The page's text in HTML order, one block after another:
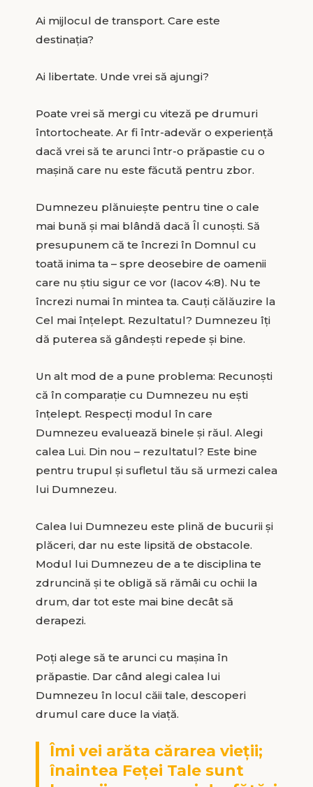
Ai mijlocul de transport. Care este
destinația?
Ai libertate. Unde vrei să ajungi?
Poate vrei să mergi cu viteză pe drumuri
întortocheate. Ar fi într-adevăr o experiență
dacă vrei să te arunci într-o prăpastie cu o
mașină care nu este făcută pentru zbor.
Dumnezeu plănuiește pentru tine o cale
mai bună și mai blândă dacă Îl cunoști. Să
presupunem că te încrezi în Domnul cu
toată inima ta – spre deosebire de oamenii
care nu știu sigur ce vor (Iacov 4:8). Nu te
încrezi numai în mintea ta. Cauți călăuzire la
Cel mai înțelept. Rezultatul? Dumnezeu îți
dă puterea să gândești repede și bine.
Un alt mod de a pune problema: Recunoști
că în comparație cu Dumnezeu nu ești
înțelept. Respecți modul în care
Dumnezeu evaluează binele și răul. Alegi
calea Lui. Din nou – rezultatul? Este bine
pentru trupul și sufletul tău să urmezi calea
lui Dumnezeu.
Calea lui Dumnezeu este plină de bucurii și
plăceri, dar nu este lipsită de obstacole.
Modul lui Dumnezeu de a te disciplina te
zdruncină și te obligă să rămâi cu ochii la
drum, dar tot este mai bine decât să
derapezi.
Poți alege să te arunci cu mașina în
prăpastie. Dar când alegi calea lui
Dumnezeu în locul căii tale, descoperi
drumul care duce la viață.
Îmi vei arăta cărarea vieţii;
înaintea Feţei Tale sunt